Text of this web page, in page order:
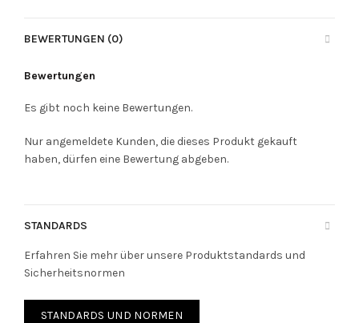
BEWERTUNGEN (0)
Bewertungen
Es gibt noch keine Bewertungen.
Nur angemeldete Kunden, die dieses Produkt gekauft
haben, dürfen eine Bewertung abgeben.
STANDARDS
Erfahren Sie mehr über unsere Produktstandards und
Sicherheitsnormen
STANDARDS UND NORMEN